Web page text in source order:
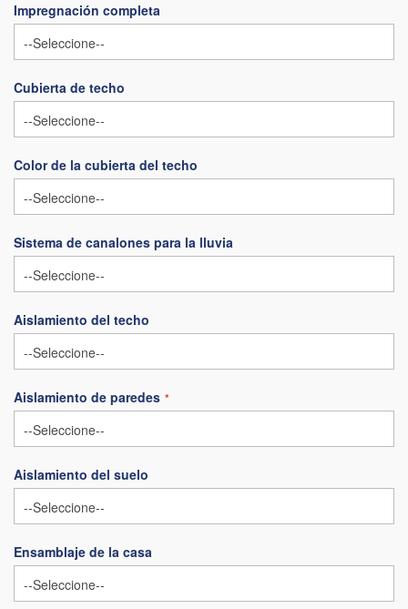
Impregnación completa
Cubierta de techo
Color de la cubierta del techo
Sistema de canalones para la lluvia
Aislamiento del techo
Aislamiento de paredes
Aislamiento del suelo
Ensamblaje de la casa